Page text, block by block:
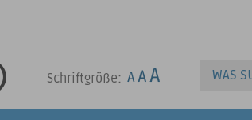
Schriftgröße: